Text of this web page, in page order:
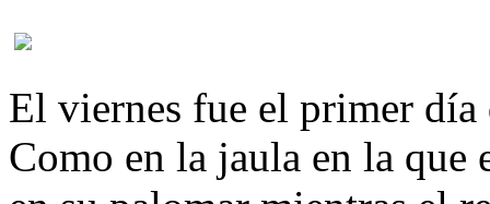
El viernes fue el primer día
Como en la jaula en la que